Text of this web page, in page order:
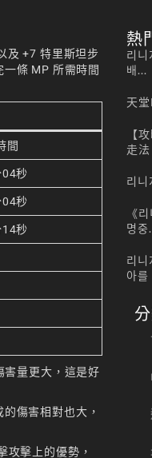
及 +7 特里斯坦步
條 MP 所需時間
間
04秒
04秒
14秒
害量更大，這是好
傷害相對也大，
攻擊上的優勢，
熱
리니
배...
天
【
走法
리
《
명중
리니
아를